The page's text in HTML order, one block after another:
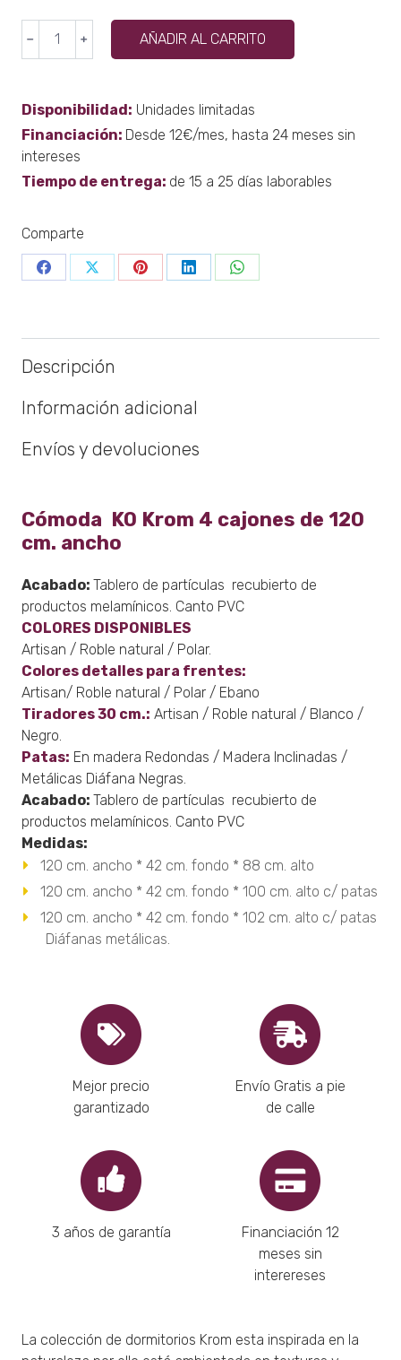
Disponibilidad: Unidades limitadas
Financiación: Desde 12€/mes, hasta 24 meses sin
intereses
Tiempo de entrega: de 15 a 25 días laborables
Cómoda
cajones
120
cantidad
﹣ ﹢ AÑADIR AL CARRITO
Comparte
Share
Share
Share
Share
Share
Descripción
Información adicional
Envíos y devoluciones
Cómoda KO Krom 4 cajones de 120
cm. ancho
Acabado: Tablero de partículas recubierto de
productos melamínicos. Canto PVC
COLORES DISPONIBLES
Artisan / Roble natural / Polar.
Colores detalles para frentes:
Artisan/ Roble natural / Polar / Ebano
Tiradores 30 cm.: Artisan / Roble natural / Blanco /
Negro.
Patas: En madera Redondas / Madera Inclinadas /
Metálicas Diáfana Negras.
Acabado: Tablero de partículas recubierto de
productos melamínicos. Canto PVC
Medidas:
120 cm. ancho * 42 cm. fondo * 88 cm. alto
120 cm. ancho * 42 cm. fondo * 100 cm. alto c/ patas
120 cm. ancho * 42 cm. fondo * 102 cm. alto c/ patas
Diáfanas metálicas.
Mejor precio
garantizado
Envío Gratis a pie
de calle
3 años de garantía
Financiación 12
meses sin
interereses
La colección de dormitorios Krom esta inspirada en la